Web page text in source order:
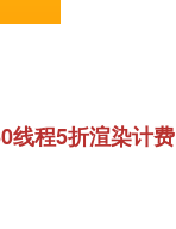
线程5折渲染计费